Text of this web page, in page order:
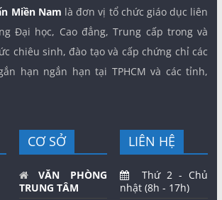
Miền Nam là đơn vị tổ chức giáo dục liên
Đại học, Cao đẳng, Trung cấp trong và
chiêu sinh, đào tạo và cấp chứng chỉ các
hạn ngắn hạn tại TPHCM và các tỉnh,
CƠ SỞ
VĂN PHÒNG
TRUNG TÂM
LIÊN HỆ
Thứ 2 - Chủ
nhật (8h - 17h)